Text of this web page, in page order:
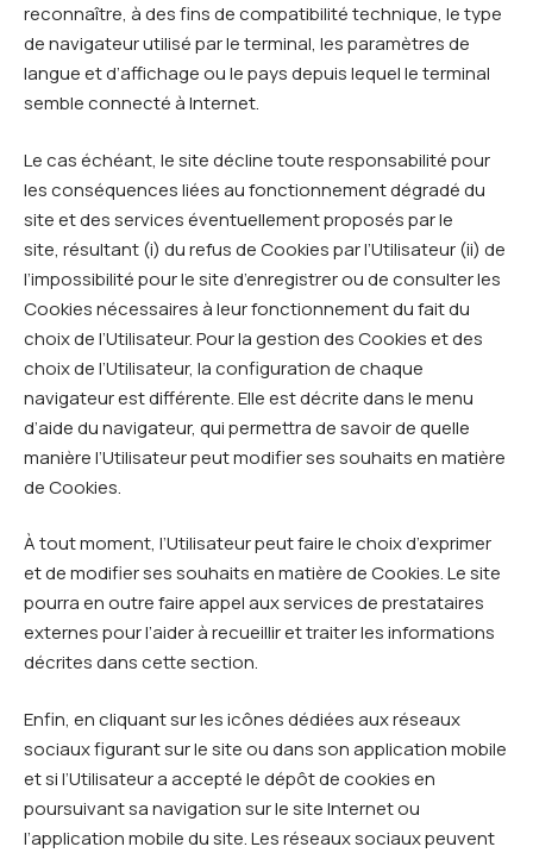
reconnaître, à des fins de compatibilité technique, le type
de navigateur utilisé par le terminal, les paramètres de
langue et d’affichage ou le pays depuis lequel le terminal
semble connecté à Internet.
Le cas échéant, le site décline toute responsabilité pour
les conséquences liées au fonctionnement dégradé du
site et des services éventuellement proposés par le
site, résultant (i) du refus de Cookies par l’Utilisateur (ii) de
l’impossibilité pour le site d’enregistrer ou de consulter les
Cookies nécessaires à leur fonctionnement du fait du
choix de l’Utilisateur. Pour la gestion des Cookies et des
choix de l’Utilisateur, la configuration de chaque
navigateur est différente. Elle est décrite dans le menu
d’aide du navigateur, qui permettra de savoir de quelle
manière l’Utilisateur peut modifier ses souhaits en matière
de Cookies.
À tout moment, l’Utilisateur peut faire le choix d’exprimer
et de modifier ses souhaits en matière de Cookies. Le site
pourra en outre faire appel aux services de prestataires
externes pour l’aider à recueillir et traiter les informations
décrites dans cette section.
Enfin, en cliquant sur les icônes dédiées aux réseaux
sociaux figurant sur le site ou dans son application mobile
et si l’Utilisateur a accepté le dépôt de cookies en
poursuivant sa navigation sur le site Internet ou
l’application mobile du site. Les réseaux sociaux peuvent